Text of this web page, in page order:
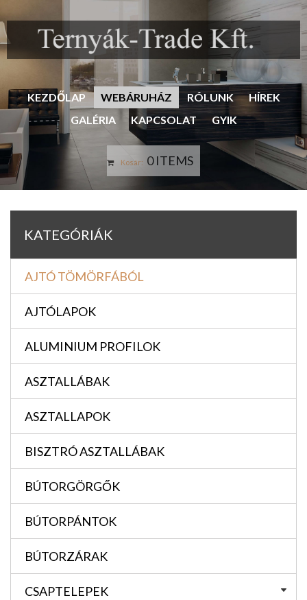
KEZDŐLAP WEBÁRUHÁZ RÓLUNK
HÍREK
GALÉRIA
KAPCSOLAT GYIK
Kosár: 0 ITEMS
KATEGÓRIÁK
AJTÓ TÖMÖRFÁBÓL
AJTÓLAPOK
ALUMINIUM PROFILOK
ASZTALLÁBAK
ASZTALLAPOK
BISZTRÓ ASZTALLÁBAK
BÚTORGÖRGŐK
BÚTORPÁNTOK
BÚTORZÁRAK
CSAPTELEPEK